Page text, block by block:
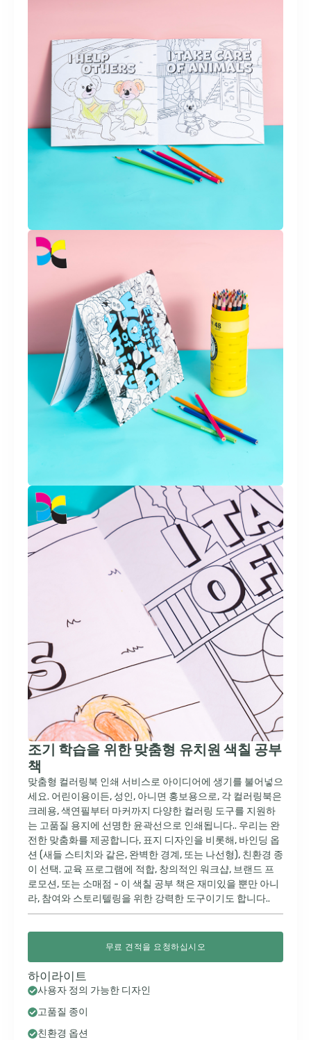
조기 학습을 위한 맞춤형 유치원 색칠 공부
책
맞춤형 컬러링북 인쇄 서비스로 아이디어에 생기를 불어넣으
세요. 어린이용이든, 성인, 아니면 홍보용으로, 각 컬러링북은
크레용, 색연필부터 마커까지 다양한 컬러링 도구를 지원하
는 고품질 용지에 선명한 윤곽선으로 인쇄됩니다.. 우리는 완
전한 맞춤화를 제공합니다, 표지 디자인을 비롯해, 바인딩 옵
션 (새들 스티치와 같은, 완벽한 경계, 또는 나선형), 친환경 종
이 선택. 교육 프로그램에 적합, 창의적인 워크샵, 브랜드 프
로모션, 또는 소매점 - 이 색칠 공부 책은 재미있을 뿐만 아니
라, 참여와 스토리텔링을 위한 강력한 도구이기도 합니다..
무료 견적을 요청하십시오
하이라이트
사용자 정의 가능한 디자인
고품질 종이
친환경 옵션